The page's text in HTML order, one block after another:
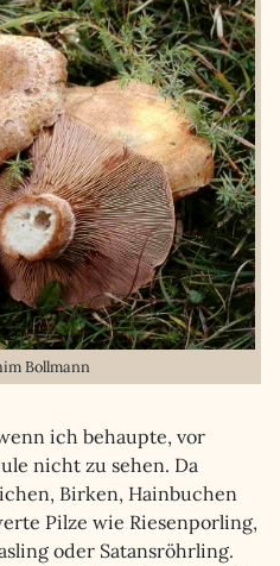
Bollmann
ich behaupte, vor
nicht zu sehen. Da
Birken, Hainbuchen
Pilze wie Riesenporling,
oder Satansröhrling.